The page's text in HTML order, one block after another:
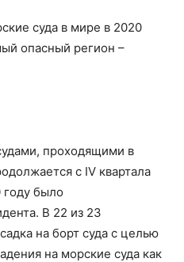
проходящими в
с IV квартала
году было
В 22 из 23
на борт суда с целью
на морские суда как